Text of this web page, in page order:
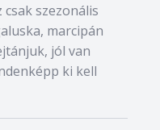
csak szezonális
marcipán
jól van
ki kell